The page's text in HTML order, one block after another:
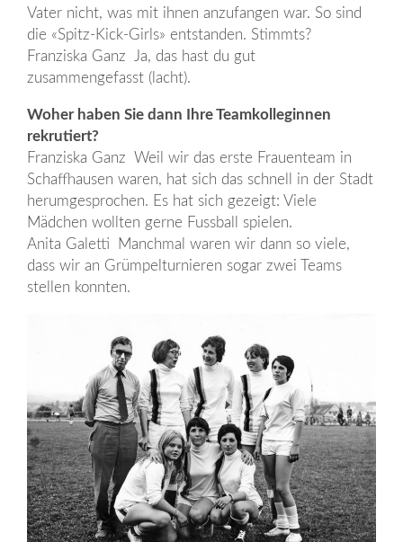
Vater nicht, was mit ihnen anzufangen war. So sind
die «Spitz-Kick-Girls» entstanden. Stimmts?
Franziska Ganz Ja, das hast du gut
zusammengefasst (lacht).
Woher haben Sie dann Ihre Teamkolleginnen
rekrutiert?
Franziska Ganz Weil wir das erste Frauenteam in
Schaffhausen waren, hat sich das schnell in der Stadt
herumgesprochen. Es hat sich gezeigt: Viele
Mädchen wollten gerne Fussball spielen.
Anita Galetti Manchmal waren wir dann so viele,
dass wir an Grümpelturnieren sogar zwei Teams
stellen konnten.